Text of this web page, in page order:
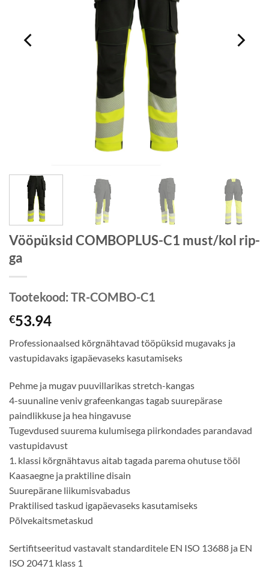
Vööpüksid COMBOPLUS-C1 must/kol rip-
ga
Tootekood: TR-COMBO-C1
€53.94
Professionaalsed kõrgnähtavad tööpüksid mugavaks ja
vastupidavaks igapäevaseks kasutamiseks
Pehme ja mugav puuvillarikas stretch-kangas
4-suunaline veniv grafeenkangas tagab suurepärase
paindlikkuse ja hea hingavuse
Tugevdused suurema kulumisega piirkondades parandavad
vastupidavust
1. klassi kõrgnähtavus aitab tagada parema ohutuse tööl
Kaasaegne ja praktiline disain
Suurepärane liikumisvabadus
Praktilised taskud igapäevaseks kasutamiseks
Põlvekaitsmetaskud
Sertifitseeritud vastavalt standarditele EN ISO 13688 ja EN
ISO 20471 klass 1